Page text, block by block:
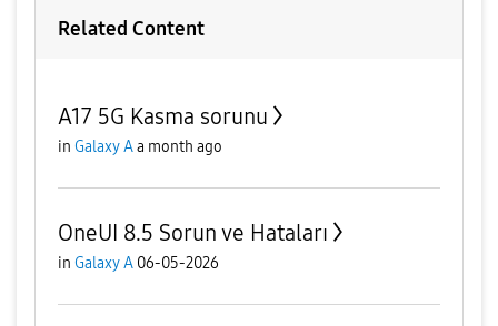
Related Content
A17 5G Kasma sorunu
in Galaxy Aa month ago
OneUI 8.5 Sorun ve Hataları
in Galaxy A 06-05-2026